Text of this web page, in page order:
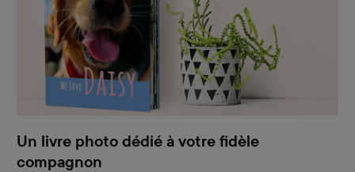
Un livre photo dédié à votre fidèle
compagnon